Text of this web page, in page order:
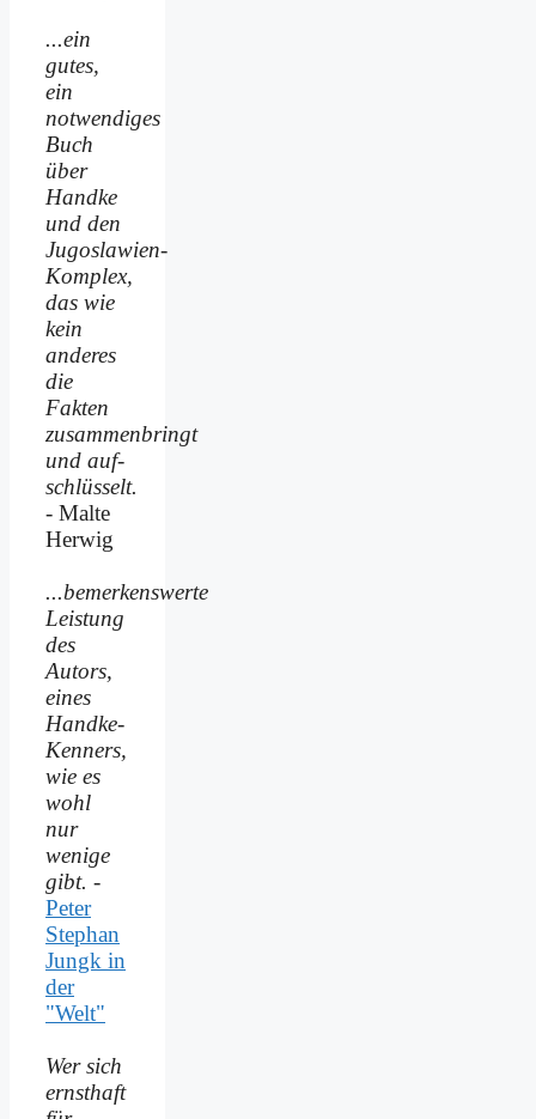
...ein
gutes,
ein
notwendiges
Buch
über
Handke
und den
Jugoslawien-
Komplex,
das wie
kein
anderes
die
Fakten
zusammenbringt
und auf­
schlüsselt.
- Malte
Herwig
...bemerkenswerte
Leistung
des
Autors,
eines
Handke-
Kenners,
wie es
wohl
nur
wenige
gibt. -
Peter
Stephan
Jungk in
der
"Welt"
Wer sich
ernsthaft